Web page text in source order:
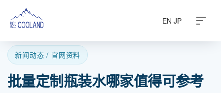
EN JP
关于酷兰
新闻动态 / 官网资料
批量定制瓶装水哪家值得可参考